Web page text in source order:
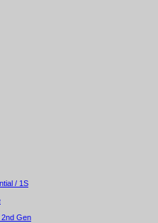
/ 1S
2nd Gen